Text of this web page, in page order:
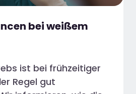
bei weißem
ist bei frühzeitiger
Regel gut